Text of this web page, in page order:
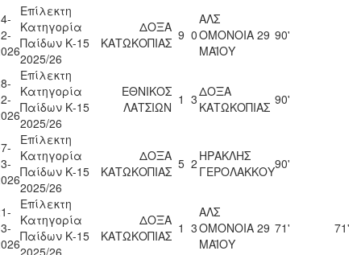
Επίλεκτη
Κατηγορία
Παίδων Κ-15
2025/26
ΔΟΞΑ
ΚΑΤΩΚΟΠΙΑΣ 9 0
ΑΛΣ
ΟΜΟΝΟΙΑ 29
ΜΑΪΟΥ
90'
Επίλεκτη
Κατηγορία
Παίδων Κ-15
2025/26
ΕΘΝΙΚΟΣ
ΛΑΤΣΙΩΝ 1 3ΔΟΞΑ
ΚΑΤΩΚΟΠΙΑΣ 90'
Επίλεκτη
Κατηγορία
Παίδων Κ-15
2025/26
ΔΟΞΑ
ΚΑΤΩΚΟΠΙΑΣ 5 2 ΗΡΑΚΛΗΣ
ΓΕΡΟΛΑΚΚΟΥ90'
Επίλεκτη
Κατηγορία
Παίδων Κ-15
ΔΟΞΑ
ΚΑΤΩΚΟΠΙΑΣ 1 3
ΑΛΣ
ΟΜΟΝΟΙΑ 29
ΜΑΪΟΥ
71' 71'